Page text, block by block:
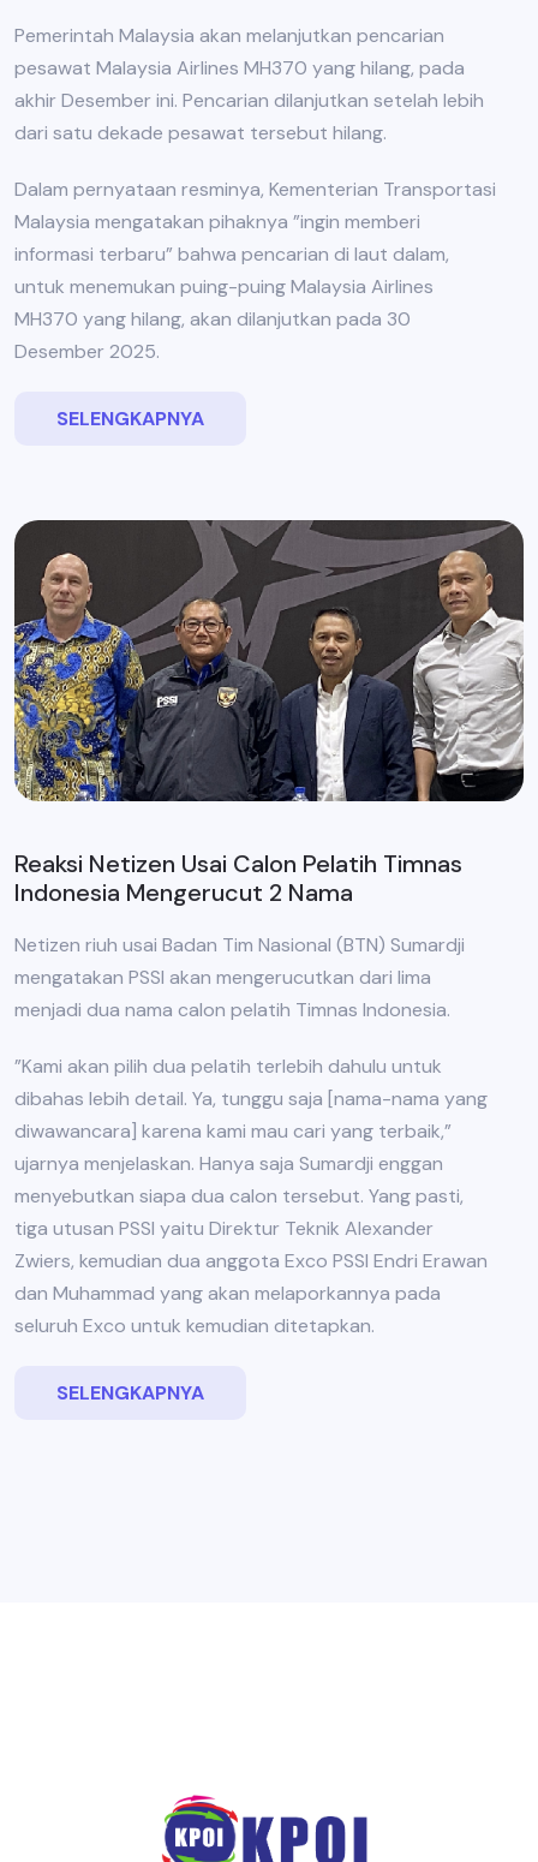
Pemerintah Malaysia akan melanjutkan pencarian
pesawat Malaysia Airlines MH370 yang hilang, pada
akhir Desember ini. Pencarian dilanjutkan setelah lebih
dari satu dekade pesawat tersebut hilang.
Dalam pernyataan resminya, Kementerian Transportasi
Malaysia mengatakan pihaknya ”ingin memberi
informasi terbaru” bahwa pencarian di laut dalam,
untuk menemukan puing-puing Malaysia Airlines
MH370 yang hilang, akan dilanjutkan pada 30
Desember 2025.
SELENGKAPNYA
Reaksi Netizen Usai Calon Pelatih Timnas
Indonesia Mengerucut 2 Nama
Netizen riuh usai Badan Tim Nasional (BTN) Sumardji
mengatakan PSSI akan mengerucutkan dari lima
menjadi dua nama calon pelatih Timnas Indonesia.
”Kami akan pilih dua pelatih terlebih dahulu untuk
dibahas lebih detail. Ya, tunggu saja [nama-nama yang
diwawancara] karena kami mau cari yang terbaik,”
ujarnya menjelaskan. Hanya saja Sumardji enggan
menyebutkan siapa dua calon tersebut. Yang pasti,
tiga utusan PSSI yaitu Direktur Teknik Alexander
Zwiers, kemudian dua anggota Exco PSSI Endri Erawan
dan Muhammad yang akan melaporkannya pada
seluruh Exco untuk kemudian ditetapkan.
SELENGKAPNYA